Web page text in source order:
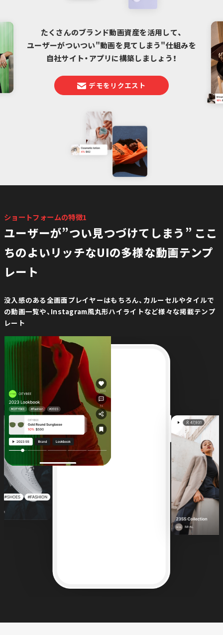
たくさんのブランド動画資産を活用して、
ユーザーがついつい"動画を見てしまう"仕組みを
自社サイト・アプリに構築しましょう！
デモをリクエスト
ショートフォームの特徴1
ユーザーが”つい見つづけてしまう” ここ
ちのよいリッチなUIの多様な動画テンプ
レート
没入感のある全画面プレイヤーはもちろん、カルーセルやタイルで
の動画一覧や、Instagram風丸形ハイライトなど様々な掲載テンプ
レート